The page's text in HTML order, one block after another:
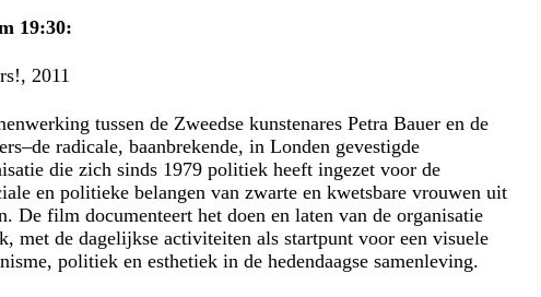
19:30:
2011
tussen de Zweedse kunstenares Petra Bauer en de
radicale, baanbrekende, in Londen gevestigde
die zich sinds 1979 politiek heeft ingezet voor de
en politieke belangen van zwarte en kwetsbare vrouwen uit
De film documenteert het doen en laten van de organisatie
met de dagelijkse activiteiten als startpunt voor een visuele
politiek en esthetiek in de hedendaagse samenleving.